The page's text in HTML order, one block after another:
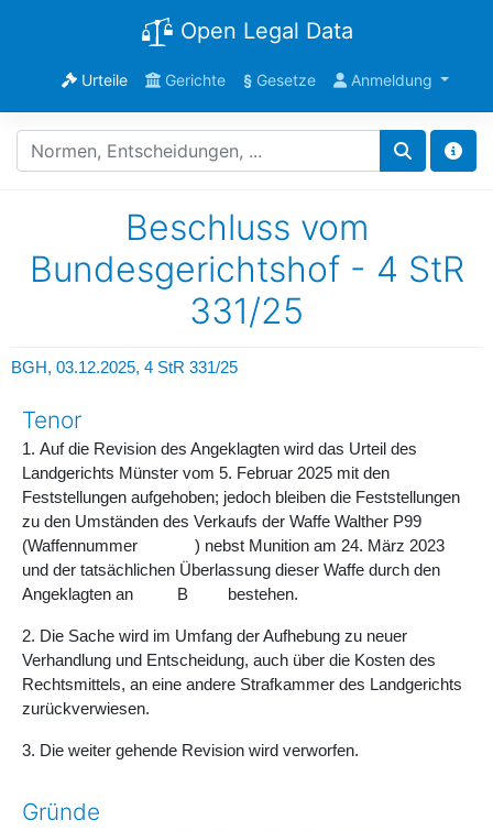
Open Legal Data
Urteile Gerichte §Gesetze Anmeldung
Beschluss vom
Bundesgerichtshof - 4 StR
331/25
BGH, 03.12.2025, 4 StR 331/25
Tenor
1. Auf die Revision des Angeklagten wird das Urteil des
Landgerichts Münster vom 5. Februar 2025 mit den
Feststellungen aufgehoben; jedoch bleiben die Feststellungen
zu den Umständen des Verkaufs der Waffe Walther P99
(Waffennummer ) nebst Munition am 24. März 2023
und der tatsächlichen Überlassung dieser Waffe durch den
Angeklagten an B bestehen.
2. Die Sache wird im Umfang der Aufhebung zu neuer
Verhandlung und Entscheidung, auch über die Kosten des
Rechtsmittels, an eine andere Strafkammer des Landgerichts
zurückverwiesen.
3. Die weiter gehende Revision wird verworfen.
Gründe